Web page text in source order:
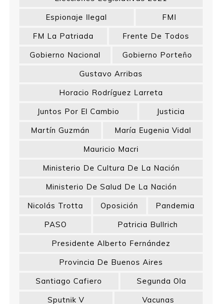
Espionaje Ilegal
FMI
FM La Patriada
Frente De Todos
Gobierno Nacional
Gobierno Porteño
Gustavo Arribas
Horacio Rodríguez Larreta
Juntos Por El Cambio
Justicia
Martín Guzmán
María Eugenia Vidal
Mauricio Macri
Ministerio De Cultura De La Nación
Ministerio De Salud De La Nación
Nicolás Trotta
Oposición
Pandemia
PASO
Patricia Bullrich
Presidente Alberto Fernández
Provincia De Buenos Aires
Santiago Cafiero
Segunda Ola
Sputnik V
Vacunas